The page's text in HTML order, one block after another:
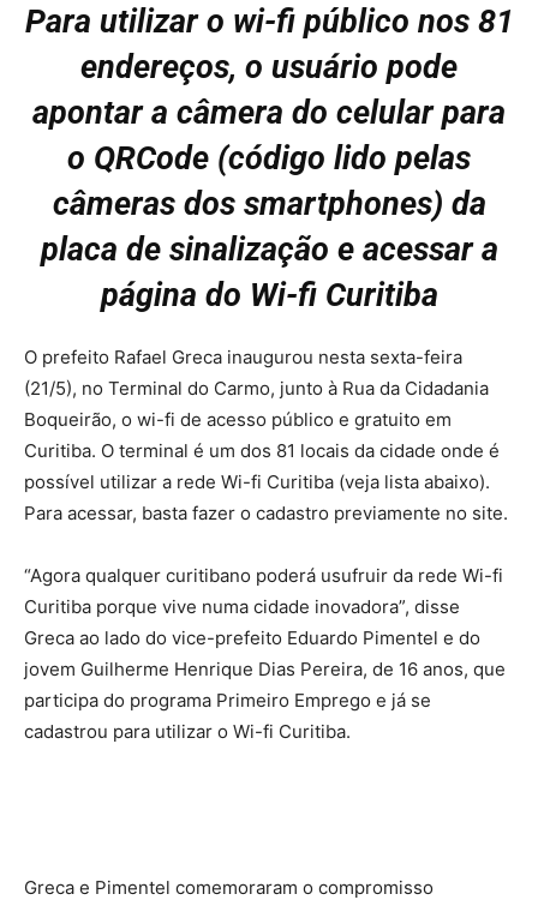
Para utilizar o wi-fi público nos 81
endereços, o usuário pode
apontar a câmera do celular para
o QRCode (código lido pelas
câmeras dos smartphones) da
placa de sinalização e acessar a
página do Wi-fi Curitiba
O prefeito Rafael Greca inaugurou nesta sexta-feira
(21/5), no Terminal do Carmo, junto à Rua da Cidadania
Boqueirão, o wi-fi de acesso público e gratuito em
Curitiba. O terminal é um dos 81 locais da cidade onde é
possível utilizar a rede Wi-fi Curitiba (veja lista abaixo).
Para acessar, basta fazer o cadastro previamente no site.
“Agora qualquer curitibano poderá usufruir da rede Wi-fi
Curitiba porque vive numa cidade inovadora”, disse
Greca ao lado do vice-prefeito Eduardo Pimentel e do
jovem Guilherme Henrique Dias Pereira, de 16 anos, que
participa do programa Primeiro Emprego e já se
cadastrou para utilizar o Wi-fi Curitiba.
Greca e Pimentel comemoraram o compromisso